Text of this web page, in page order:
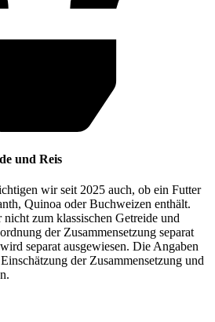
und Reis
wir seit 2025 auch, ob ein Futter
Quinoa oder Buchweizen enthält.
zum klassischen Getreide und
der Zusammensetzung separat
separat ausgewiesen. Die Angaben
der Zusammensetzung und